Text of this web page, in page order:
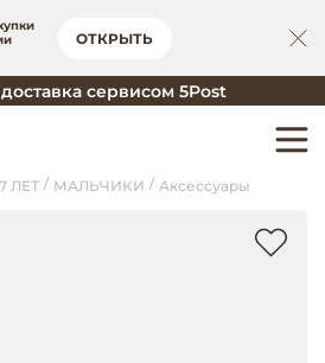
ОТКРЫТЬ
сервисом 5Post
ЛЕТ МАЛЬЧИКИ Аксессуары